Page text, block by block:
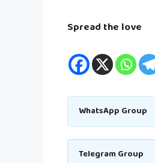
Spread the love
WhatsApp Group
Telegram Group